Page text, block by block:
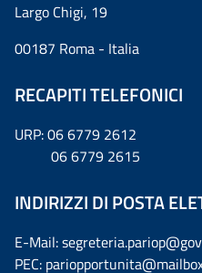
Largo Chigi, 19
00187 Roma - Italia
RECAPITI TELEFONICI
URP: 06 6779 2612
06 6779 2615
INDIRIZZI DI POSTA
E-Mail:
PEC: